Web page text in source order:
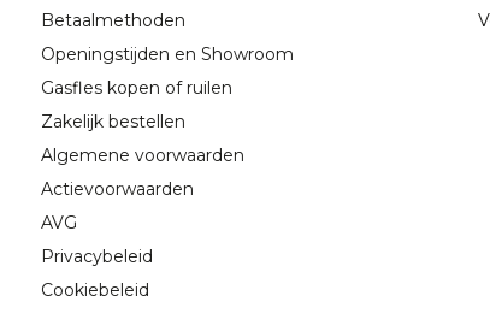
Betaalmethoden
Openingstijden en Showroom
Gasfles kopen of ruilen
Zakelijk bestellen
Algemene voorwaarden
Actievoorwaarden
AVG
Privacybeleid
Cookiebeleid